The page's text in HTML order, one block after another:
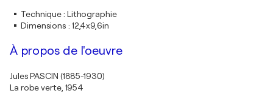
Technique: Lithographie
Dimensions : 12,4x9,6in
À propos de l'oeuvre
Jules PASCIN (1885-1930)
La robe verte, 1954